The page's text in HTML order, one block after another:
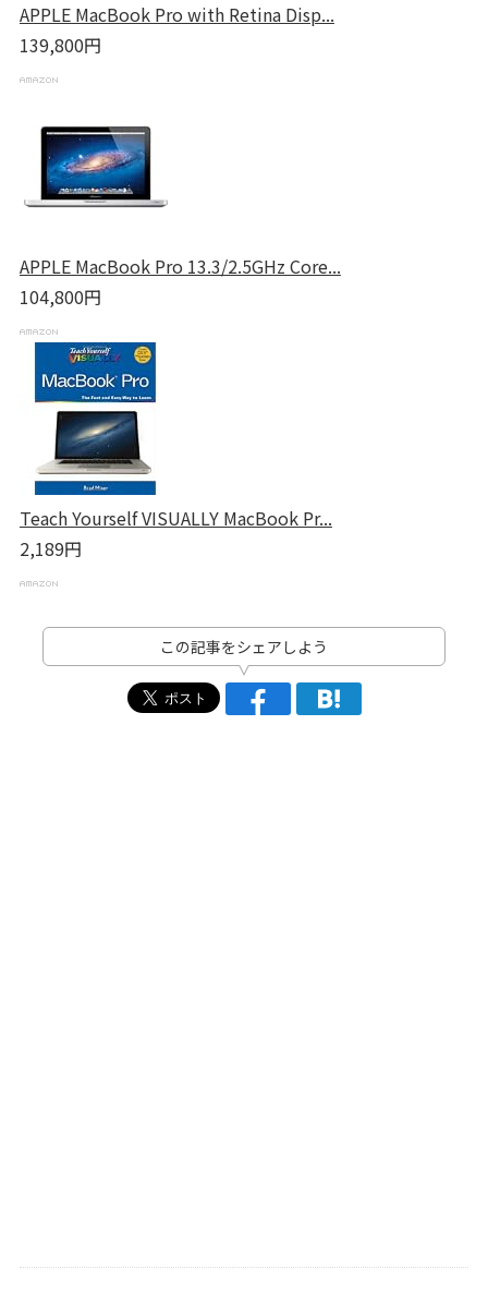
APPLE MacBook Pro with Retina Disp...
139,800円
APPLE MacBook Pro 13.3/2.5GHz Core...
104,800円
Teach Yourself VISUALLY MacBook Pr...
2,189円
この記事をシェアしよう